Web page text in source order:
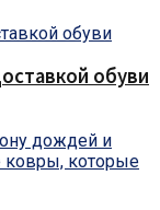
обуви